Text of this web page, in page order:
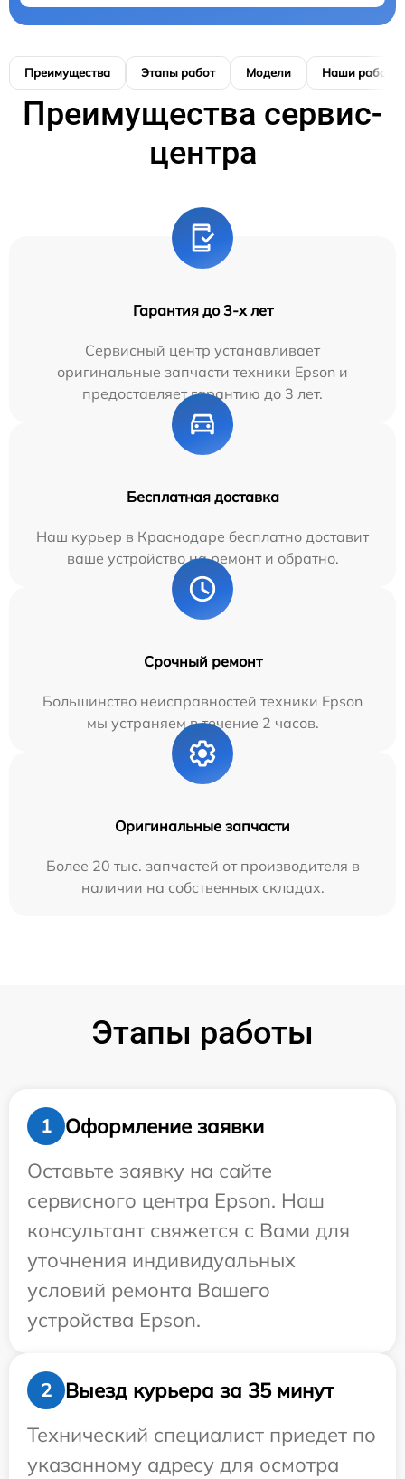
Преимущества Этапы работ Модели Наши работы
Преимущества сервис-
центра
Гарантия до 3-х лет
Сервисный центр устанавливает
оригинальные запчасти техники Epson и
предоставляет гарантию до 3 лет.
Бесплатная доставка
Наш курьер в Краснодаре бесплатно доставит
ваше устройство на ремонт и обратно.
Срочный ремонт
Большинство неисправностей техники Epson
мы устраняем в течение 2 часов.
Оригинальные запчасти
Более 20 тыс. запчастей от производителя в
наличии на собственных складах.
Этапы работы
1
Оформление заявки
Оставьте заявку на сайте
сервисного центра Epson. Наш
консультант свяжется с Вами для
уточнения индивидуальных
условий ремонта Вашего
устройства Epson.
2
Выезд курьера за 35 минут
Технический специалист приедет по
указанному адресу для осмотра